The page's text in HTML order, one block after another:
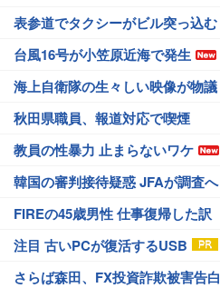
表参道でタクシーがビル突っ込む
台風16号が小笠原近海で発生
海上自衛隊の生々しい映像が物議
秋田県職員、報道対応で喫煙
教員の性暴力 止まらないワケ
韓国の審判接待疑惑 JFAが調査へ
FIREの45歳男性 仕事復帰した訳
注目 古いPCが復活するUSB
さらば森田、FX投資詐欺被害告白